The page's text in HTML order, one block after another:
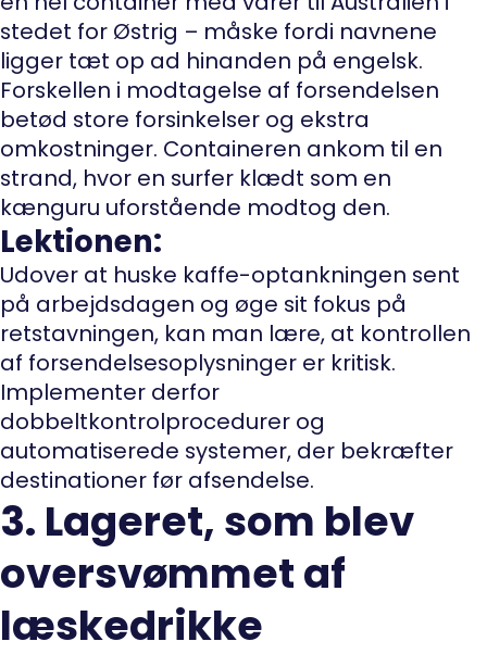
stedet for Østrig – måske fordi navnene
ligger tæt op ad hinanden på engelsk.
Forskellen i modtagelse af forsendelsen
betød store forsinkelser og ekstra
omkostninger. Containeren ankom til en
strand, hvor en surfer klædt som en
kænguru uforstående modtog den.
Lektionen:
Udover at huske kaffe-optankningen sent
på arbejdsdagen og øge sit fokus på
retstavningen, kan man lære, at kontrollen
af forsendelsesoplysninger er kritisk.
Implementer derfor
dobbeltkontrolprocedurer og
automatiserede systemer, der bekræfter
destinationer før afsendelse.
3. Lageret, som blev
oversvømmet af
læskedrikke